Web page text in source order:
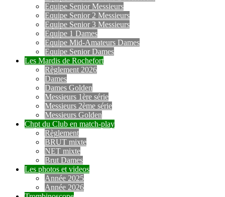
Equipe Senior Messieurs
Equipe Senior 2 Messieurs
Equipe Senior 3 Messieurs
Equipe 1 Dames
Equipe Mid-Amateurs Dames
Equipe Senior Dames
Les Mardis de Rochefort
Règlement 2026
Dames
Dames Golden
Messieurs 1ère série
Messieurs 2ème série
Messieurs Golden
Chpt du Club en match-play
Règlement
BRUT mixte
NET mixte
Brut Dames
Les photos et videos
Année 2025
Année 2026